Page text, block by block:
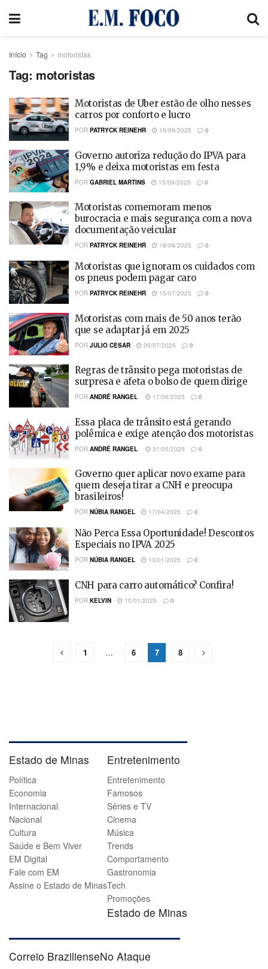
Início Tag motoristas
Tag: motoristas
Motoristas de Uber estão de olho nesses
carros por conforto e lucro
POR PATRYCK REINEHR 16/09/2025 0
Governo autoriza redução do IPVA para
1,9% e deixa motoristas em festa
POR GABRIEL MARTINS 15/09/2025 0
Motoristas comemoram menos
burocracia e mais segurança com a nova
documentação veicular
POR PATRYCK REINEHR 18/08/2025 0
Motoristas que ignoram os cuidados com
os pneus podem pagar caro
POR PATRYCK REINEHR 15/07/2025 0
Motoristas com mais de 50 anos terão
que se adaptar já em 2025
POR JULIO CESAR 05/07/2025 0
Regras de trânsito pega motoristas de
surpresa e afeta o bolso de quem dirige
POR ANDRÉ RANGEL 17/06/2025 0
Essa placa de trânsito está gerando
polêmica e exige atenção dos motoristas
POR ANDRÉ RANGEL 31/05/2025 0
Governo quer aplicar novo exame para
quem deseja tirar a CNH e preocupa
brasileiros!
POR NÚBIA RANGEL 17/04/2025 0
Não Perca Essa Oportunidade! Descontos
Especiais no IPVA 2025
POR NÚBIA RANGEL 13/01/2025 0
CNH para carro automático? Confira!
POR KELVIN 10/01/2025 0
1 … 6 7 8
Estado de Minas
Política
Economia
Internacional
Nacional
Cultura
Saúde e Bem Viver
EM Digital
Fale com EM
Assine o Estado de Minas
Entretenimento
Entretenimento
Famosos
Séries e TV
Cinema
Música
Trends
Comportamento
Gastronomia
Tech
Promoções
Estado de Minas
Correio BrazilienseNo Ataque